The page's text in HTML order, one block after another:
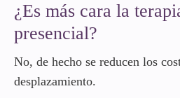
¿Es más cara la terapia online que la
presencial?
No, de hecho se reducen los
desplazamiento.